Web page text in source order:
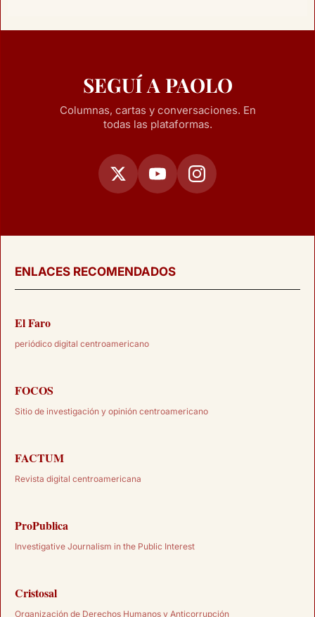
SEGUÍ A PAOLO
Columnas, cartas y conversaciones. En
todas las plataformas.
ENLACES RECOMENDADOS
El Faro
periódico digital centroamericano
FOCOS
Sitio de investigación y opinión centroamericano
FACTUM
Revista digital centroamericana
ProPublica
Investigative Journalism in the Public Interest
Cristosal
Organización de Derechos Humanos y Anticorrupción